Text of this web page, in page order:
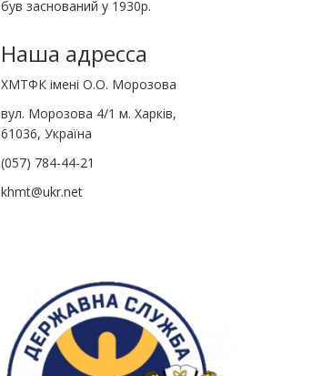
був заснований у 1930р.
Наша адресса
ХМТФК імені О.О. Морозова
вул. Морозова 4/1 м. Харків,
61036, Україна
(057) 784-44-21
khmt@ukr.net